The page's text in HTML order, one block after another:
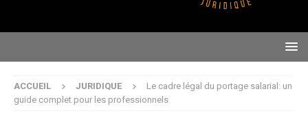
ACCUEIL JURIDIQUE
Le cadre légal du portage salarial: un
guide complet pour les professionnels